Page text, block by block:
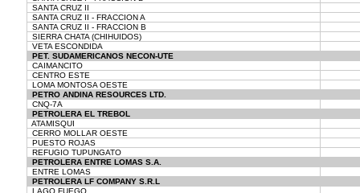
SANTA CRUZ II
SANTA CRUZ II - FRACCION A
SANTA CRUZ II - FRACCION B
SIERRA CHATA (CHIHUIDOS)
VETA ESCONDIDA
PET. SUDAMERICANOS NECON-UTE
CAIMANCITO
CENTRO ESTE
LOMA MONTOSA OESTE
PETRO ANDINA RESOURCES LTD.
CNQ-7A
PETROLERA EL TREBOL
ATAMISQUI
CERRO MOLLAR OESTE
PUESTO ROJAS
REFUGIO TUPUNGATO
PETROLERA ENTRE LOMAS S.A.
ENTRE LOMAS
PETROLERA LF COMPANY S.R.L
LAGO FUEGO